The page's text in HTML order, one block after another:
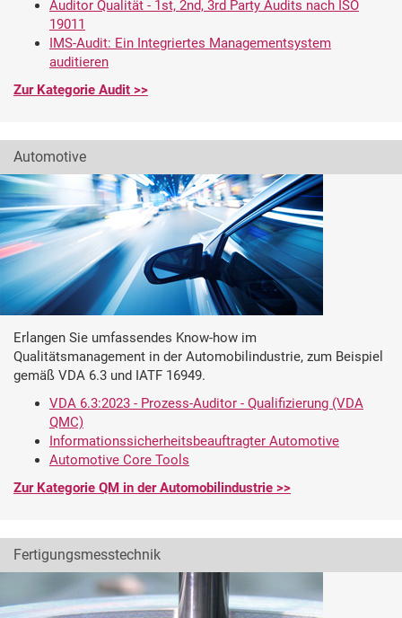
Auditor Qualität - 1st, 2nd, 3rd Party Audits nach ISO
19011
IMS-Audit: Ein Integriertes Managementsystem
auditieren
Zur Kategorie Audit >>
Automotive
Erlangen Sie umfassendes Know-how im
Qualitätsmanagement in der Automobilindustrie, zum Beispiel
gemäß VDA 6.3 und IATF 16949.
VDA 6.3:2023 - Prozess-Auditor - Qualifizierung (VDA
QMC)
Informationssicherheitsbeauftragter Automotive
Automotive Core Tools
Zur Kategorie QM in der Automobilindustrie >>
Fertigungsmesstechnik